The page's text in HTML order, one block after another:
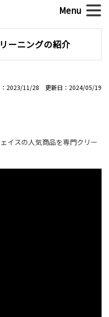
ーニングの紹介
：2023/11/28 更新日：2024/05/19
イスの人気商品を専門クリー